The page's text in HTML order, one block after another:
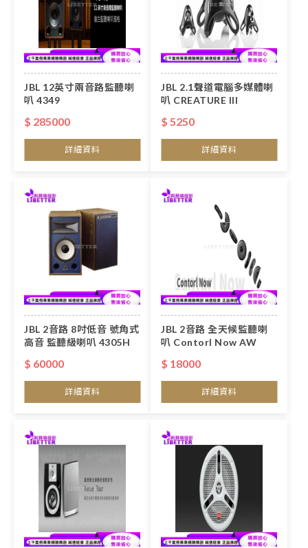
JBL 12英寸兩音路監聽喇
叭 4349
$ 285000
詳細資料
JBL 2.1聲道電腦多媒體喇
叭 CREATURE III
$ 5250
詳細資料
JBL 2音路 8吋低音 號角式
高音 監聽級喇叭 4305H
$ 60000
詳細資料
JBL 2音路 全天候監聽喇
叭 Contorl Now AW
$ 18000
詳細資料